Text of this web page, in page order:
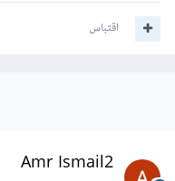
اقتباس
Amr Ismail2